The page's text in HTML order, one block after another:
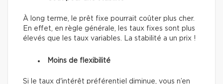
À long terme, le prêt fixe pourrait coûter plus cher.
En effet, en règle générale, les taux fixes sont plus
élevés que les taux variables. La stabilité a un prix !
Moins de flexibilité
Si le taux d'intérêt préférentiel diminue, vous n’en